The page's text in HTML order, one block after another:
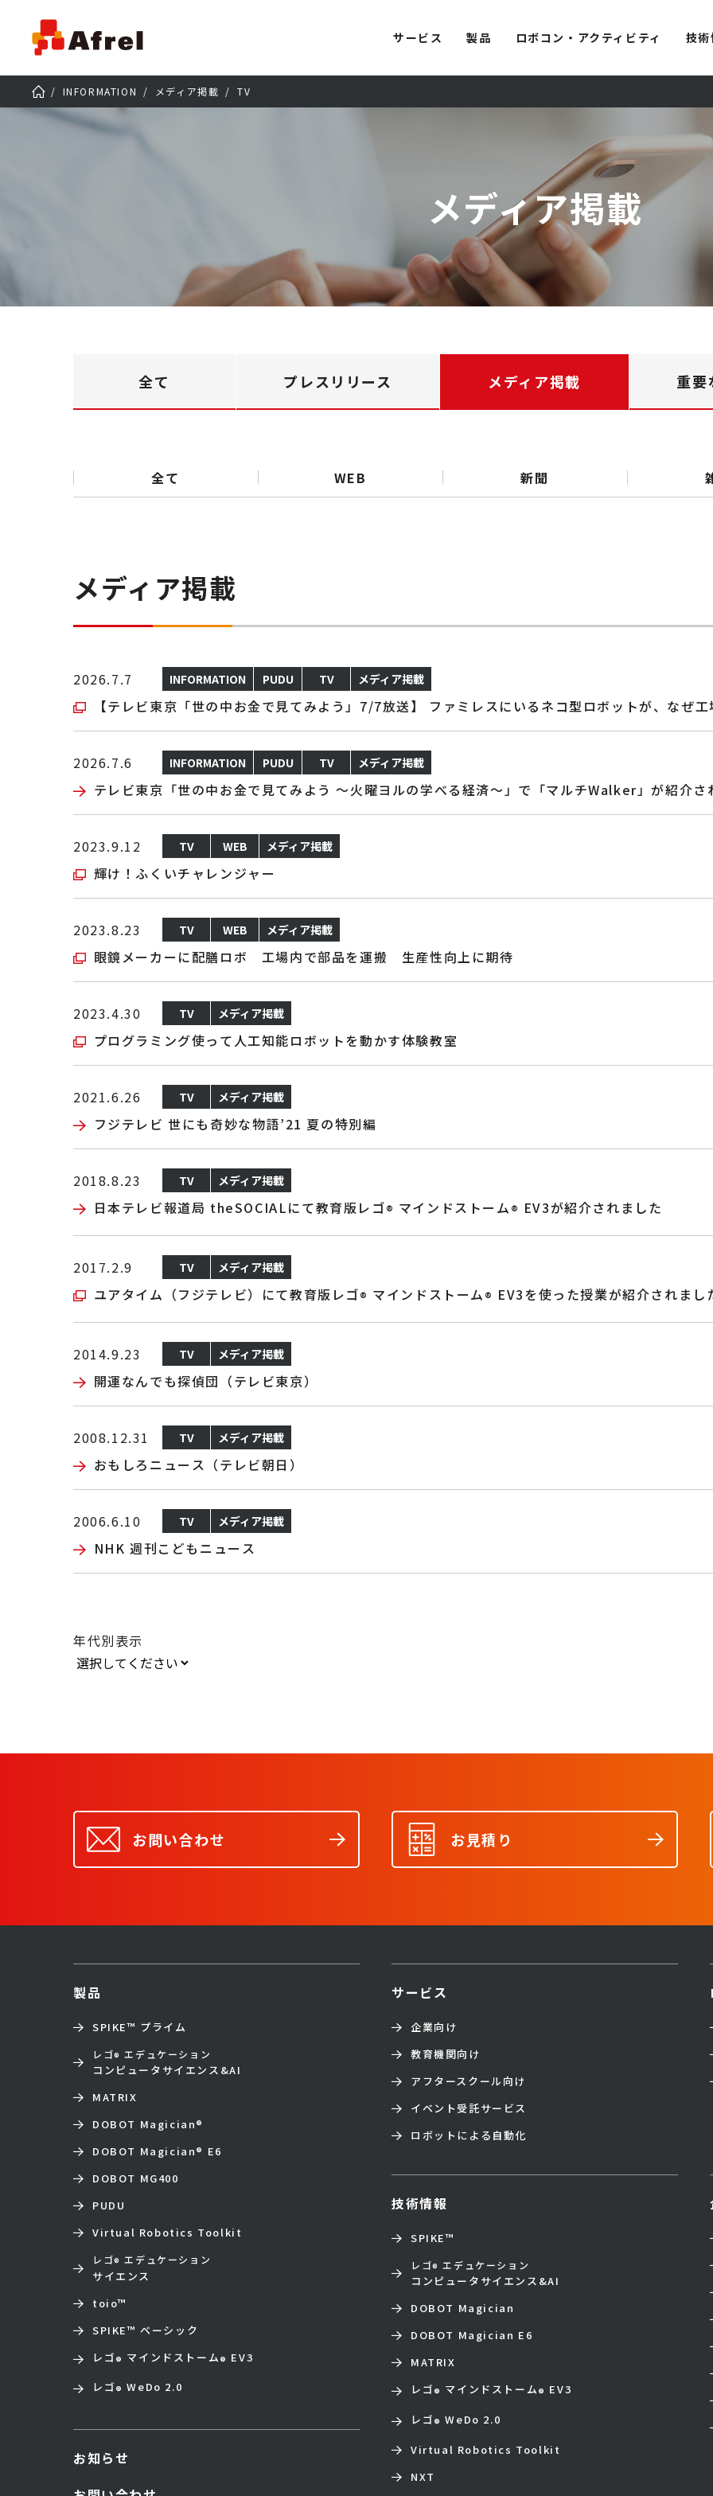
サービス 製品 ロボコン・アクティビティ 技
INFORMATION メディア掲載 TV
メディア掲載
全て プレスリリース メディア掲載 重要
全て WEB 新聞
メディア掲載
2026.7.7 INFORMATION PUDU TV メディア掲載
【テレビ東京「世の中お金で見てみよう」7/7放送】 ファミレスにいるネコ型ロボットが、なぜ
2026.7.6 INFORMATION PUDU TV メディア掲載
テレビ東京「世の中お金で見てみよう ～火曜ヨルの学べる経済～」で「マルチWalker」が紹介さ
2023.9.12 TV WEB メディア掲載
輝け！ふくいチャレンジャー
2023.8.23 TV WEB メディア掲載
眼鏡メーカーに配膳ロボ 工場内で部品を運搬 生産性向上に期待
2023.4.30 TV メディア掲載
プログラミング使って人工知能ロボットを動かす体験教室
2021.6.26 TV メディア掲載
フジテレビ 世にも奇妙な物語’21 夏の特別編
2018.8.23 TV メディア掲載
日本テレビ報道局 theSOCIALにて教育版レゴ® マインドストーム® EV3が紹介されました
2017.2.9 TV メディア掲載
ユアタイム（フジテレビ）にて教育版レゴ® マインドストーム® EV3を使った授業が紹介されまし
2014.9.23 TV メディア掲載
開運なんでも探偵団（テレビ東京）
2008.12.31 TV メディア掲載
おもしろニュース（テレビ朝日）
2006.6.10 TV メディア掲載
NHK 週刊こどもニュース
年代別表示
お問い合わせ お見積り
サービス
企業向け
教育機関向け
アフタースクール向け
イベント受託サービス
ロボットによる自動化
製品
SPIKE™ プライム
レゴ® エデュケーション
コンピュータサイエンス&AI
MATRIX
DOBOT Magician®
DOBOT Magician® E6
DOBOT MG400
PUDU
Virtual Robotics Toolkit
レゴ® エデュケーション
サイエンス
toio™
SPIKE™ ベーシック
レゴ® マインドストーム® EV3
レゴ® WeDo 2.0
技術情報
SPIKE™
レゴ® エデュケーション
コンピュータサイエンス&AI
DOBOT Magician
DOBOT Magician E6
MATRIX
レゴ® マインドストーム® EV3
レゴ® WeDo 2.0
Virtual Robotics Toolkit
NXT
お知らせ